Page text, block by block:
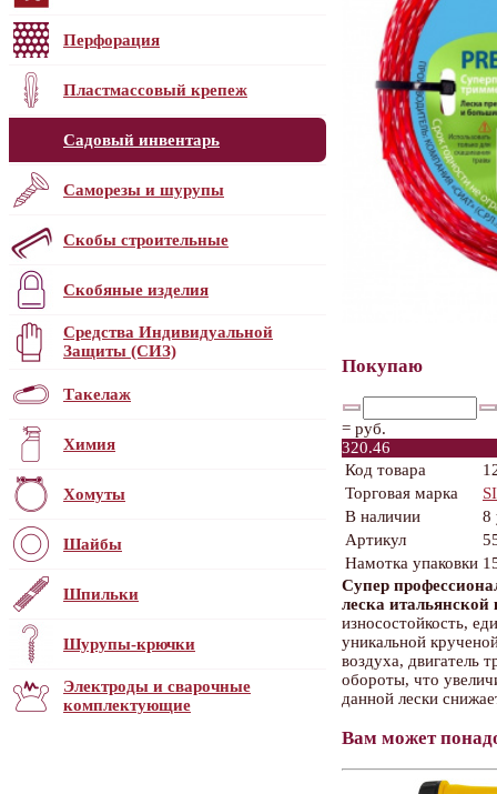
Перфорация
Пластмассовый крепеж
Садовый инвентарь
Саморезы и шурупы
Скобы строительные
Скобяные изделия
Средства Индивидуальной
Защиты (СИЗ)
Такелаж
Химия
Хомуты
Шайбы
Шпильки
Шурупы-крючки
Электроды и сварочные
комплектующие
Покупаю
= руб.
320.46
Код товара
Торговая марка
В наличии
8
Артикул
Намотка упаковки
Супер
леска
износостойкость,
уникальной
воздуха, двигатель
обороты, что
данной лески
Вам может